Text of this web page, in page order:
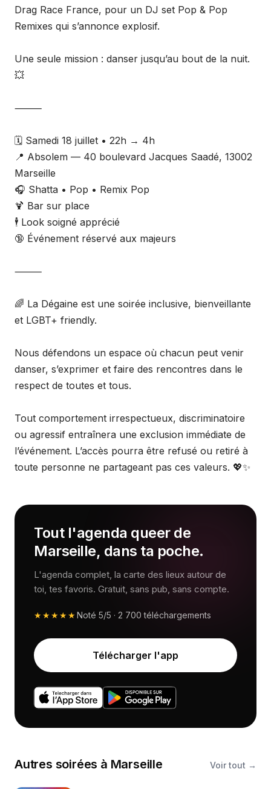
Drag Race France, pour un DJ set Pop & Pop
Remixes qui s’annonce explosif.
Une seule mission : danser jusqu’au bout de la nuit.
💥
⸻
🗓️ Samedi 18 juillet • 22h → 4h
📍 Absolem — 40 boulevard Jacques Saadé, 13002
Marseille
🎧 Shatta • Pop • Remix Pop
🍹 Bar sur place
🕴️ Look soigné apprécié
🔞 Événement réservé aux majeurs
⸻
🌈 La Dégaine est une soirée inclusive, bienveillante
et LGBT+ friendly.
Nous défendons un espace où chacun peut venir
danser, s’exprimer et faire des rencontres dans le
respect de toutes et tous.
Tout comportement irrespectueux, discriminatoire
ou agressif entraînera une exclusion immédiate de
l’événement. L’accès pourra être refusé ou retiré à
toute personne ne partageant pas ces valeurs. 💖✨
Tout l'agenda queer de
Marseille, dans ta poche.
L'agenda complet, la carte des lieux autour de
toi, tes favoris. Gratuit, sans pub, sans compte.
★★★★★Noté 5/5 · 2 700 téléchargements
Télécharger l'app
Autres soirées à Marseille Voir tout →